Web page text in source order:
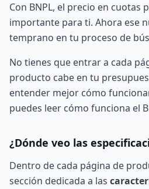
Con BNPL, el precio en cuotas
importante para ti. Ahora ese
temprano en tu proceso de
No tienes que entrar a cada
producto cabe en tu
entender mejor cómo
puedes leer cómo funciona el
¿Dónde veo las
Dentro de cada página de
sección dedicada a las